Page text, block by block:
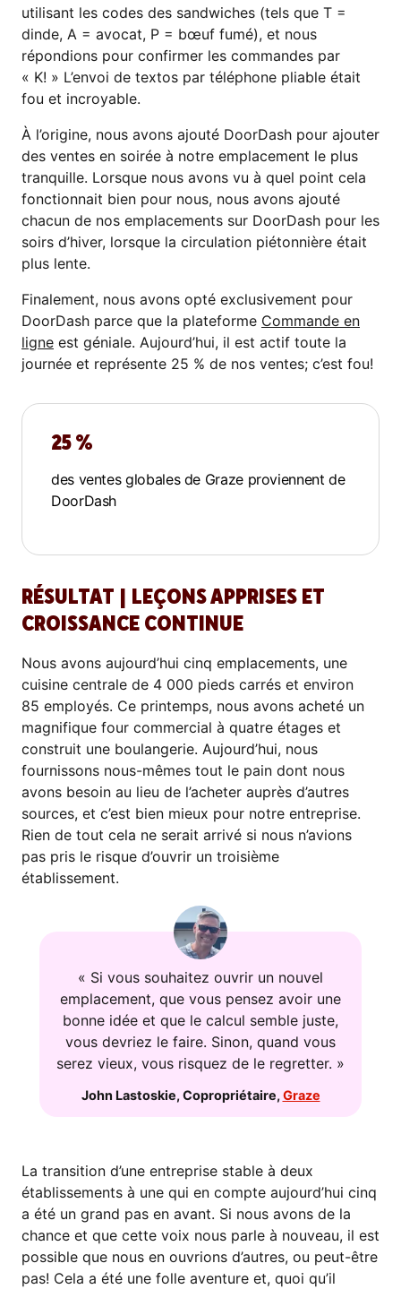
utilisant les codes des sandwiches (tels que T =
dinde, A = avocat, P = bœuf fumé), et nous
répondions pour confirmer les commandes par
« K! » L’envoi de textos par téléphone pliable était
fou et incroyable.
À l’origine, nous avons ajouté DoorDash pour ajouter
des ventes en soirée à notre emplacement le plus
tranquille. Lorsque nous avons vu à quel point cela
fonctionnait bien pour nous, nous avons ajouté
chacun de nos emplacements sur DoorDash pour les
soirs d’hiver, lorsque la circulation piétonnière était
plus lente.
Finalement, nous avons opté exclusivement pour
DoorDash parce que la plateforme Commande en
ligne est géniale. Aujourd’hui, il est actif toute la
journée et représente 25 % de nos ventes; c’est fou!
25 %
des ventes globales de Graze proviennent de
DoorDash
RÉSULTAT | LEÇONS APPRISES ET
CROISSANCE CONTINUE
Nous avons aujourd’hui cinq emplacements, une
cuisine centrale de 4 000 pieds carrés et environ
85 employés. Ce printemps, nous avons acheté un
magnifique four commercial à quatre étages et
construit une boulangerie. Aujourd’hui, nous
fournissons nous-mêmes tout le pain dont nous
avons besoin au lieu de l’acheter auprès d’autres
sources, et c’est bien mieux pour notre entreprise.
Rien de tout cela ne serait arrivé si nous n’avions
pas pris le risque d’ouvrir un troisième
établissement.
« Si vous souhaitez ouvrir un nouvel
emplacement, que vous pensez avoir une
bonne idée et que le calcul semble juste,
vous devriez le faire. Sinon, quand vous
serez vieux, vous risquez de le regretter. »
John Lastoskie, Copropriétaire, Graze
La transition d’une entreprise stable à deux
établissements à une qui en compte aujourd’hui cinq
a été un grand pas en avant. Si nous avons de la
chance et que cette voix nous parle à nouveau, il est
possible que nous en ouvrions d’autres, ou peut-être
pas! Cela a été une folle aventure et, quoi qu’il